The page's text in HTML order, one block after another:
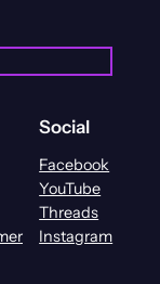
Social
Facebook
YouTube
Threads
Instagram